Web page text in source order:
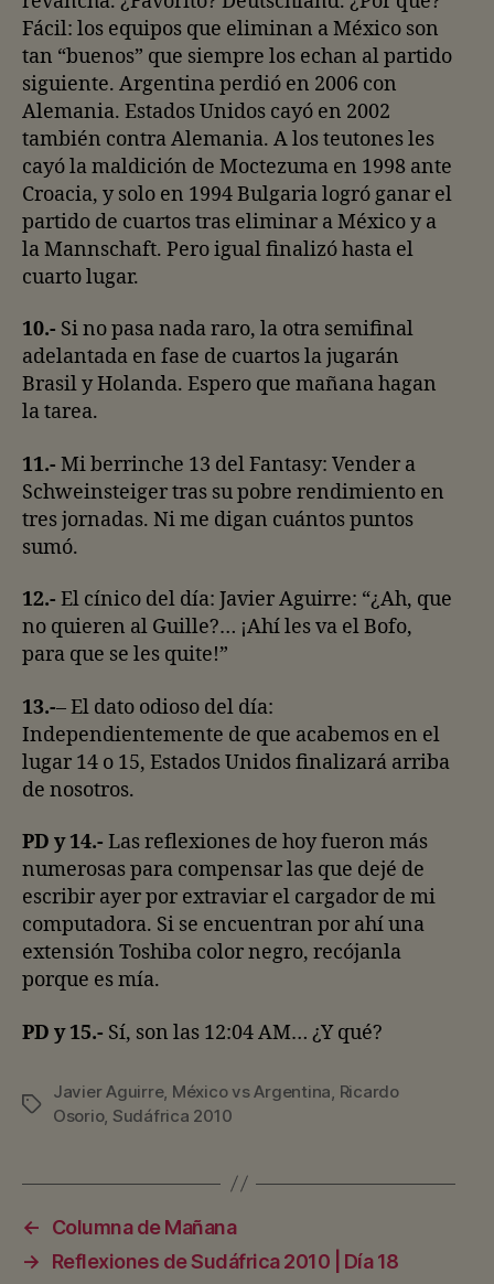
Fácil: los equipos que eliminan a México son
tan “buenos” que siempre los echan al partido
siguiente. Argentina perdió en 2006 con
Alemania. Estados Unidos cayó en 2002
también contra Alemania. A los teutones les
cayó la maldición de Moctezuma en 1998 ante
Croacia, y solo en 1994 Bulgaria logró ganar el
partido de cuartos tras eliminar a México y a
la Mannschaft. Pero igual finalizó hasta el
cuarto lugar.
10.- Si no pasa nada raro, la otra semifinal
adelantada en fase de cuartos la jugarán
Brasil y Holanda. Espero que mañana hagan
la tarea.
11.- Mi berrinche 13 del Fantasy: Vender a
Schweinsteiger tras su pobre rendimiento en
tres jornadas. Ni me digan cuántos puntos
sumó.
12.- El cínico del día: Javier Aguirre: “¿Ah, que
no quieren al Guille?… ¡Ahí les va el Bofo,
para que se les quite!”
13.-– El dato odioso del día:
Independientemente de que acabemos en el
lugar 14 o 15, Estados Unidos finalizará arriba
de nosotros.
PD y 14.- Las reflexiones de hoy fueron más
numerosas para compensar las que dejé de
escribir ayer por extraviar el cargador de mi
computadora. Si se encuentran por ahí una
extensión Toshiba color negro, recójanla
porque es mía.
PD y 15.- Sí, son las 12:04 AM… ¿Y qué?
Etiquetas
Javier Aguirre, México vs Argentina Ricardo
Osorio, Sudáfrica 2010
←
Columna de Mañana
→
Reflexiones de Sudáfrica 2010 | Día 18